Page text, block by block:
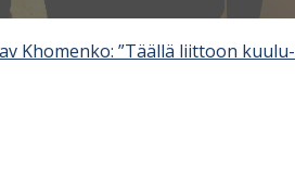
Khomenko: ”Täällä liittoon kuulu­